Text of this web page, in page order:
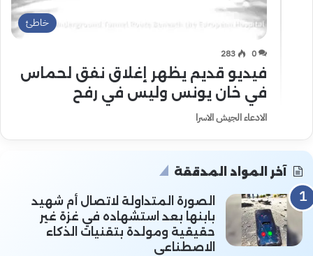
خاطئ
0
283
فيديو قديم يظهر إغلاق نفق لحماس
في خان يونس وليس في رفح
الادعاء الجيش الاسرا
آخر المواد المدققة
الصورة المتداولة لاتصال أم شهيد
بابنها بعد استشهاده في غزة غير
حقيقية ومولدة بتقنيات الذكاء
الاصطناعي